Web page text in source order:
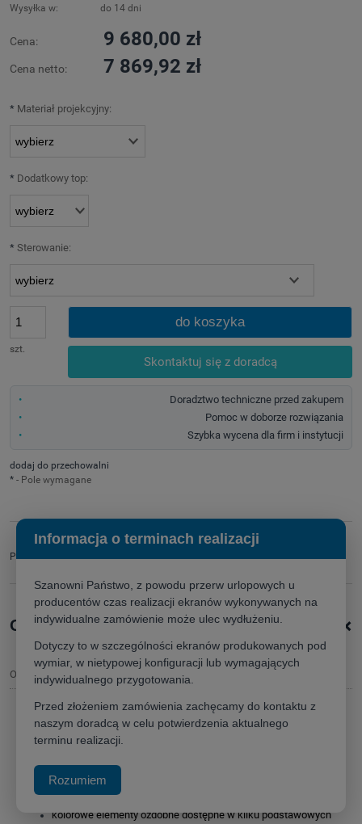
Wysyłka w:
do 14 dni
Cena: 9 680,00 zł
Cena netto: 7 869,92 zł
* Materiał projekcyjny:
* Dodatkowy top:
* Sterowanie:
szt.
do koszyka
Skontaktuj się z doradcą
Doradztwo techniczne przed zakupem
Pomoc w doborze rozwiązania
Szybka wycena dla firm i instytucji
dodaj do przechowalni
* - Pole wymagane
Producent:
zapytaj o produkt
poleć znajomemu
Opis produktu +
Opis
EkranKauber Red Label Tensioned
ekran elektrycznie rozwijany z napinaczami
zwiększony dystans pomiędzy powierzchnią projekcyjną a
ścianą, umożliwiający instalację ekranu bezpośrednio nad
płaskim TV,
kolorowe elementy ozdobne dostępne w kilku podstawowych
Informacja o terminach realizacji
Szanowni Państwo, z powodu przerw urlopowych u
producentów czas realizacji ekranów wykonywanych na
indywidualne zamówienie może ulec wydłużeniu.
Dotyczy to w szczególności ekranów produkowanych pod
wymiar, w nietypowej konfiguracji lub wymagających
indywidualnego przygotowania.
Przed złożeniem zamówienia zachęcamy do kontaktu z
naszym doradcą w celu potwierdzenia aktualnego
terminu realizacji.
Rozumiem